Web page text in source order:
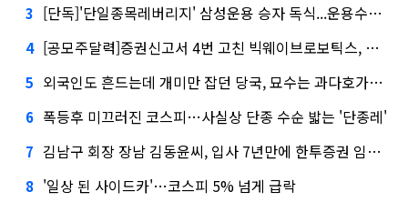
3 [단독]'단일종목레버리지' 삼성운용 승자 독식...운용수익 미래에셋의 6배
4 [공모주달력]증권신고서 4번 고친 빅웨이브로보틱스, 수요예측
5 외국인도 흔드는데 개미만 잡던 당국, 묘수는 과다호가부담금?
6 폭등후 미끄러진 코스피…사실상 단종 수순 밟는 '단종레'
7 김남구 회장 장남 김동윤씨, 입사 7년만에 한투증권 임원 승진
8 '일상 된 사이드카'…코스피 5% 넘게 급락